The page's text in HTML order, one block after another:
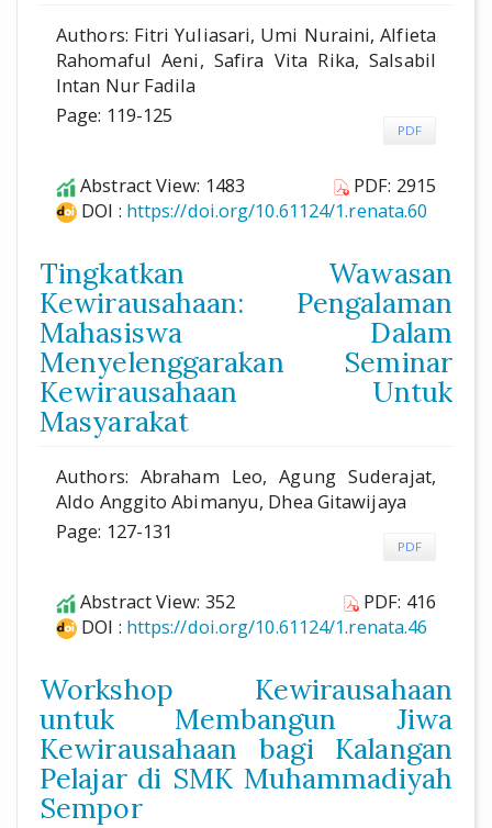
Authors: Fitri Yuliasari, Umi Nuraini, Alfieta
Rahomaful Aeni, Safira Vita Rika, Salsabil
Intan Nur Fadila
Page: 119-125
PDF
Abstract View: 1483
PDF: 2915
DOI : https://doi.org/10.61124/1.renata.60
Tingkatkan Wawasan
Kewirausahaan: Pengalaman
Mahasiswa Dalam
Menyelenggarakan Seminar
Kewirausahaan Untuk
Masyarakat
Authors: Abraham Leo, Agung Suderajat,
Aldo Anggito Abimanyu, Dhea Gitawijaya
Page: 127-131
PDF
Abstract View: 352
PDF: 416
DOI : https://doi.org/10.61124/1.renata.46
Workshop Kewirausahaan
untuk Membangun Jiwa
Kewirausahaan bagi Kalangan
Pelajar di SMK Muhammadiyah
Sempor